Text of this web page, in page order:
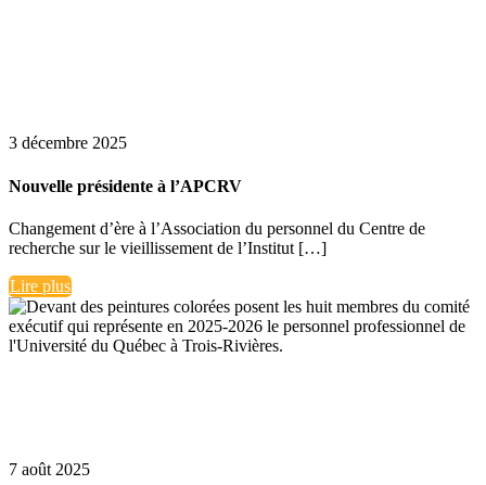
3 décembre 2025
Nouvelle présidente à l’APCRV
Changement d’ère à l’Association du personnel du Centre de
recherche sur le vieillissement de l’Institut […]
Lire plus
7 août 2025